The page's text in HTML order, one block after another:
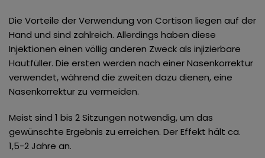
Die Vorteile der Verwendung von Cortison liegen auf der
Hand und sind zahlreich. Allerdings haben diese
Injektionen einen völlig anderen Zweck als injizierbare
Hautfüller. Die ersten werden nach einer Nasenkorrektur
verwendet, während die zweiten dazu dienen, eine
Nasenkorrektur zu vermeiden.
Meist sind 1 bis 2 Sitzungen notwendig, um das
gewünschte Ergebnis zu erreichen. Der Effekt hält ca.
1,5-2 Jahre an.
HyalVital